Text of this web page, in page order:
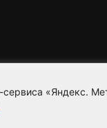
«Яндекс.
соглашение